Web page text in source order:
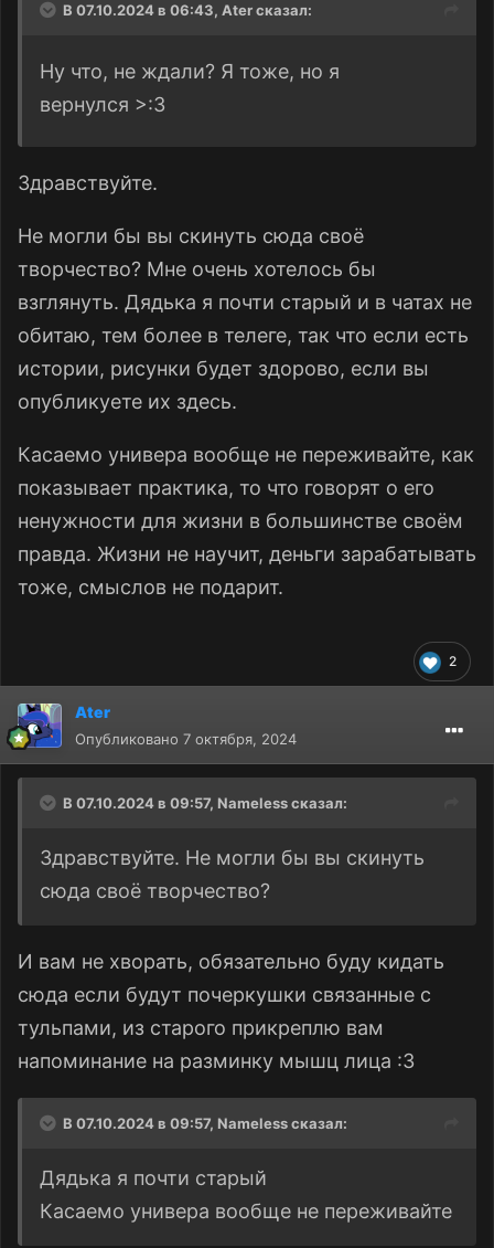
В 07.10.2024 в 06:43, Aterсказал:
Ну что, не ждали? Я тоже, но я
вернулся >:3
Здравствуйте.
Не могли бы вы скинуть сюда своё
творчество? Мне очень хотелось бы
взглянуть. Дядька я почти старый и в чатах не
обитаю, тем более в телеге, так что если есть
истории, рисунки будет здорово, если вы
опубликуете их здесь.
Касаемо универа вообще не переживайте, как
показывает практика, то что говорят о его
ненужности для жизни в большинстве своём
правда. Жизни не научит, деньги зарабатывать
тоже, смыслов не подарит.
2
Ater
Опубликовано 7 октября, 2024
В 07.10.2024 в 09:57, Namelessсказал:
Здравствуйте. Не могли бы вы скинуть
сюда своё творчество?
И вам не хворать, обязательно буду кидать
сюда если будут почеркушки связанные с
тульпами, из старого прикреплю вам
напоминание на разминку мышц лица :3
В 07.10.2024 в 09:57, Namelessсказал:
Дядька я почти старый
Касаемо универа вообще не переживайте